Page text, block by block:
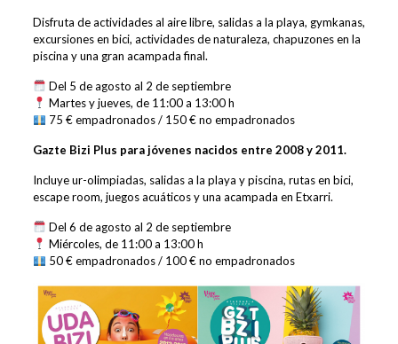
Disfruta de actividades al aire libre, salidas a la playa, gymkanas,
excursiones en bici, actividades de naturaleza, chapuzones en la
piscina y una gran acampada final.
Del 5 de agosto al 2 de septiembre
Martes y jueves, de 11:00 a 13:00 h
75 € empadronados / 150 € no empadronados
Gazte Bizi Plus para jóvenes nacidos entre 2008 y 2011.
Incluye ur-olimpiadas, salidas a la playa y piscina, rutas en bici,
escape room, juegos acuáticos y una acampada en Etxarri.
Del 6 de agosto al 2 de septiembre
Miércoles, de 11:00 a 13:00 h
50 € empadronados / 100 € no empadronados